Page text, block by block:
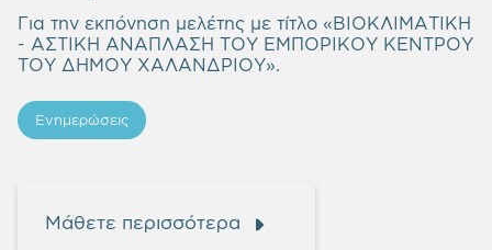
Για την εκπόνηση μελέτης με τίτλο «ΒΙΟΚΛΙΜΑΤΙΚΗ
- ΑΣΤΙΚΗ ΑΝΑΠΛΑΣΗ ΤΟΥ ΕΜΠΟΡΙΚΟΥ ΚΕΝΤΡΟΥ
ΤΟΥ ΔΗΜΟΥ ΧΑΛΑΝΔΡΙΟΥ».
Ενημερώσεις
Μάθετε περισσότερα